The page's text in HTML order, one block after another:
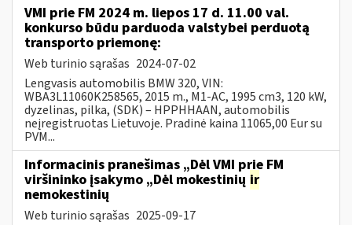
VMI prie FM 2024 m. liepos 17 d. 11.00 val.
konkurso būdu parduoda valstybei perduotą
transporto priemonę:
Web turinio sąrašas 2024-07-02
Lengvasis automobilis BMW 320, VIN:
WBA3L11060K258565, 2015 m., M1-AC, 1995 cm3, 120 kW,
dyzelinas, pilka, (SDK) – HPPHHAAN, automobilis
neįregistruotas Lietuvoje. Pradinė kaina 11065,00 Eur su
PVM...
Informacinis pranešimas „Dėl VMI prie FM
viršininko įsakymo „Dėl mokestinių ir
nemokestinių
Web turinio sąrašas 2025-09-17